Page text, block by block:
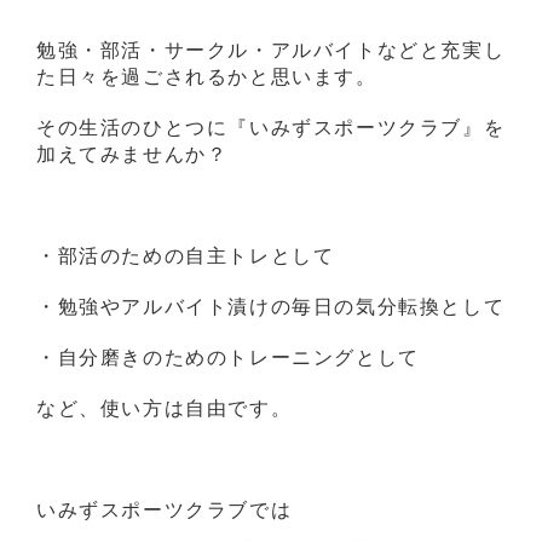
勉強・部活・サークル・アルバイトなどと充実し
た日々を過ごされるかと思います。
その生活のひとつに『いみずスポーツクラブ』を
加えてみませんか？
・部活のための自主トレとして
・勉強やアルバイト漬けの毎日の気分転換として
・自分磨きのためのトレーニングとして
など、使い方は自由です。
いみずスポーツクラブでは